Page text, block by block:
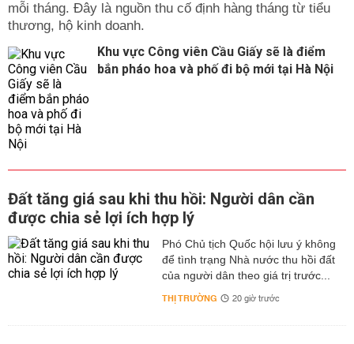
mỗi tháng. Đây là nguồn thu cố định hàng tháng từ tiểu
thương, hộ kinh doanh.
Khu vực Công viên Cầu Giấy sẽ là điểm
bắn pháo hoa và phố đi bộ mới tại Hà Nội
Đất tăng giá sau khi thu hồi: Người dân cần
được chia sẻ lợi ích hợp lý
Phó Chủ tịch Quốc hội lưu ý không
để tình trạng Nhà nước thu hồi đất
của người dân theo giá trị trước...
THỊ TRƯỜNG 20 giờ trước